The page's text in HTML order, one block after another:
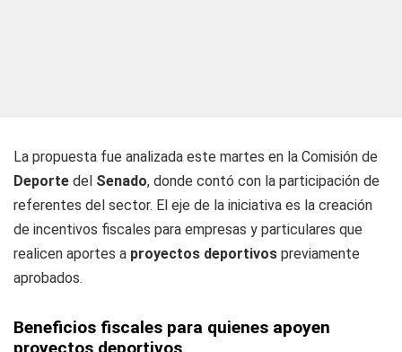
La propuesta fue analizada este martes en la Comisión de
Deporte del Senado, donde contó con la participación de
referentes del sector. El eje de la iniciativa es la creación
de incentivos fiscales para empresas y particulares que
realicen aportes a proyectos deportivos previamente
aprobados.
Beneficios fiscales para quienes apoyen